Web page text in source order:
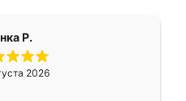
Р.
2026